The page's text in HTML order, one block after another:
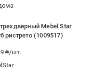
Mebel Star
ристрето (1009517)
₴/шт.